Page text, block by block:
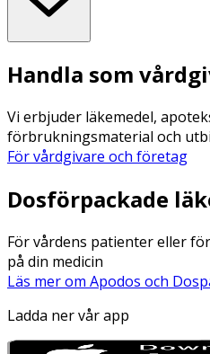
Handla som
Vi erbjuder läkemedel,
förbrukningsmaterial och
För vårdgivare och företag
Dosförpackade
För vårdens patienter eller
på din medicin
Läs mer om Apodos och
Ladda ner vår app